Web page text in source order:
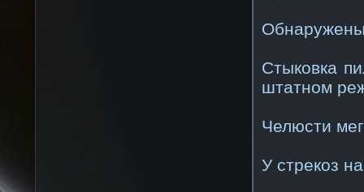
Стыковка
штатном
Челюсти
У стрекоз